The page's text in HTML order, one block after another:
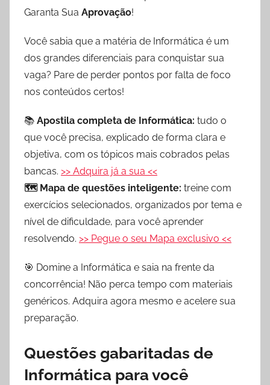
Garanta Sua Aprovação!
Você sabia que a matéria de Informática é um
dos grandes diferenciais para conquistar sua
vaga? Pare de perder pontos por falta de foco
nos conteúdos certos!
📚 Apostila completa de Informática: tudo o
que você precisa, explicado de forma clara e
objetiva, com os tópicos mais cobrados pelas
bancas. >> Adquira já a sua <<
🗺️ Mapa de questões inteligente: treine com
exercícios selecionados, organizados por tema e
nível de dificuldade, para você aprender
resolvendo. >> Pegue o seu Mapa exclusivo <<
🎯 Domine a Informática e saia na frente da
concorrência! Não perca tempo com materiais
genéricos. Adquira agora mesmo e acelere sua
preparação.
Questões gabaritadas de
Informática para você